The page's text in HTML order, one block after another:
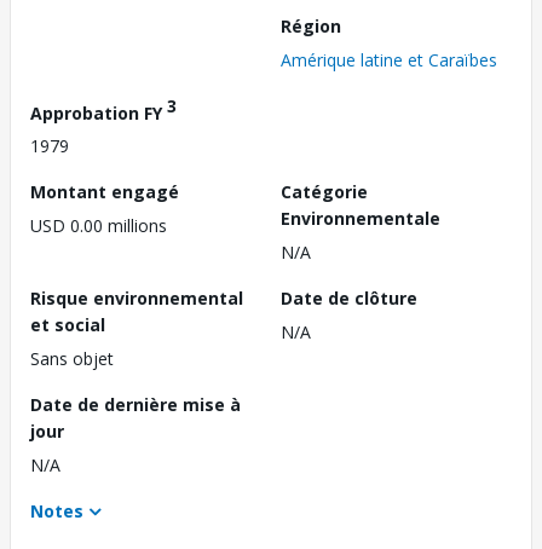
Région
Amérique latine et Caraïbes
Approbation FY3
1979
Montant engagé
USD 0.00 millions
Catégorie
Environnementale
N/A
Risque environnemental
et social
Sans objet
Date de clôture
N/A
Date de dernière mise à
jour
N/A
Notes